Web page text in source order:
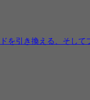
を引き換える、そして